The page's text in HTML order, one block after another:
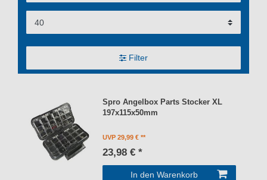
Filter
Spro Angelbox Parts Stocker XL
197x115x50mm
UVP 29,99 €
23,98 € *
In den Warenkorb